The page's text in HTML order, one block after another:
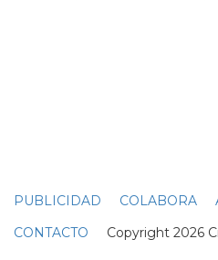
PUBLICIDAD COLABORA
CONTACTO Copyright 2026